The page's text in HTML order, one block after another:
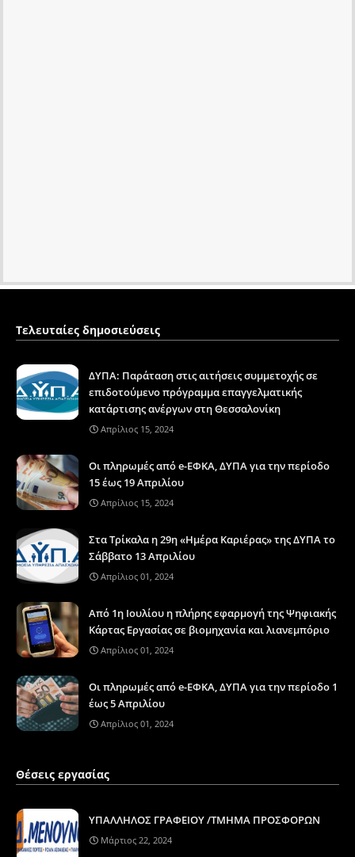
Τελευταίες δημοσιεύσεις
ΔΥΠΑ: Παράταση στις αιτήσεις συμμετοχής σε
επιδοτούμενο πρόγραμμα επαγγελματικής
κατάρτισης ανέργων στη Θεσσαλονίκη
Απρίλιος 15, 2024
Οι πληρωμές από e-ΕΦΚΑ, ΔΥΠΑ για την περίοδο
15 έως 19 Απριλίου
Απρίλιος 15, 2024
Στα Τρίκαλα η 29η «Ημέρα Καριέρας» της ΔΥΠΑ το
Σάββατο 13 Απριλίου
Απρίλιος 01, 2024
Από 1η Ιουλίου η πλήρης εφαρμογή της Ψηφιακής
Κάρτας Εργασίας σε βιομηχανία και λιανεμπόριο
Απρίλιος 01, 2024
Οι πληρωμές από e-ΕΦΚΑ, ΔΥΠΑ για την περίοδο 1
έως 5 Απριλίου
Απρίλιος 01, 2024
Θέσεις εργασίας
ΥΠΑΛΛΗΛΟΣ ΓΡΑΦΕΙΟΥ /ΤΜΗΜΑ ΠΡΟΣΦΟΡΩΝ
Μάρτιος 22, 2024